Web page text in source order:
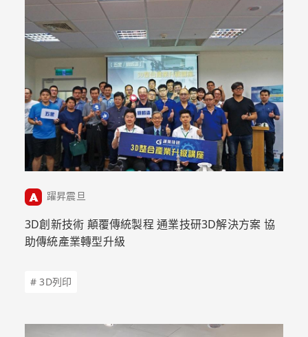
躍昇震旦
3D創新技術 顛覆傳統製程 通業技研3D解決方案 協
助傳統產業轉型升級
# 3D列印